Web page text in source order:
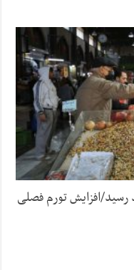
خدمات به ۵۸ درصد رسید/افزایش تورم فصلی